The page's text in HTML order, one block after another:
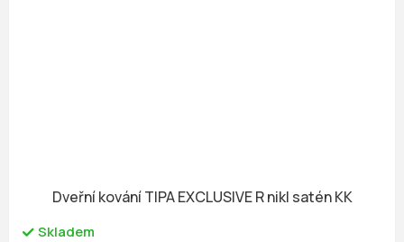
Dveřní kování TIPA EXCLUSIVE R nikl satén KK
Skladem